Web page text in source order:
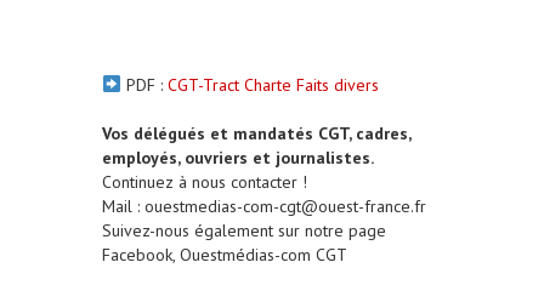
PDF : CGT-Tract Charte Faits divers
Vos délégués et mandatés CGT, cadres,
employés, ouvriers et journalistes.
Continuez à nous contacter !
Mail : ouestmedias-com-cgt@ouest-france.fr
Suivez-nous également sur notre page
Facebook, Ouestmédias-com CGT